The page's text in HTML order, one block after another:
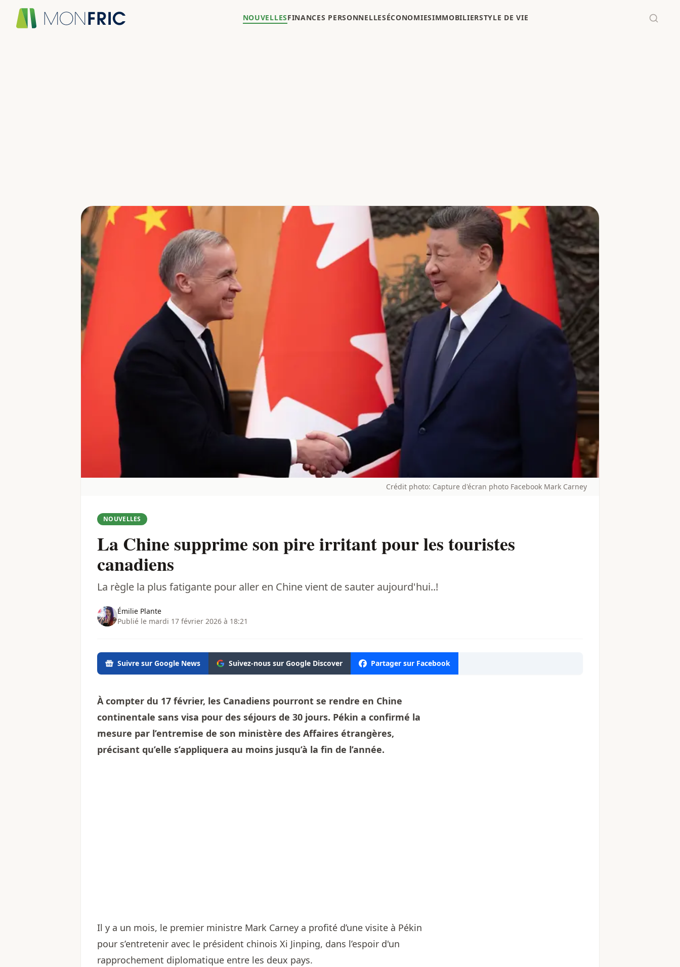
NOUVELLESFINANCES PERSONNELLESÉCONOMIESIMMOBILIERSTYLE DE VIE
Crédit photo: Capture d'écran photo Facebook Mark Carney
NOUVELLES
La Chine supprime son pire irritant pour les touristes
canadiens
La règle la plus fatigante pour aller en Chine vient de sauter aujourd'hui..!
Émilie Plante
Publié le mardi 17 février 2026 à 18:21
Suivre sur Google News Suivez-nous sur Google Discover Partager sur Facebook
À compter du 17 février, les Canadiens pourront se rendre en Chine
continentale sans visa pour des séjours de 30 jours. Pékin a confirmé la
mesure par l’entremise de son ministère des Affaires étrangères,
précisant qu’elle s’appliquera au moins jusqu’à la fin de l’année.
Il y a un mois, le premier ministre Mark Carney a profité d’une visite à Pékin
pour s’entretenir avec le président chinois Xi Jinping, dans l’espoir d'un
rapprochement diplomatique entre les deux pays.